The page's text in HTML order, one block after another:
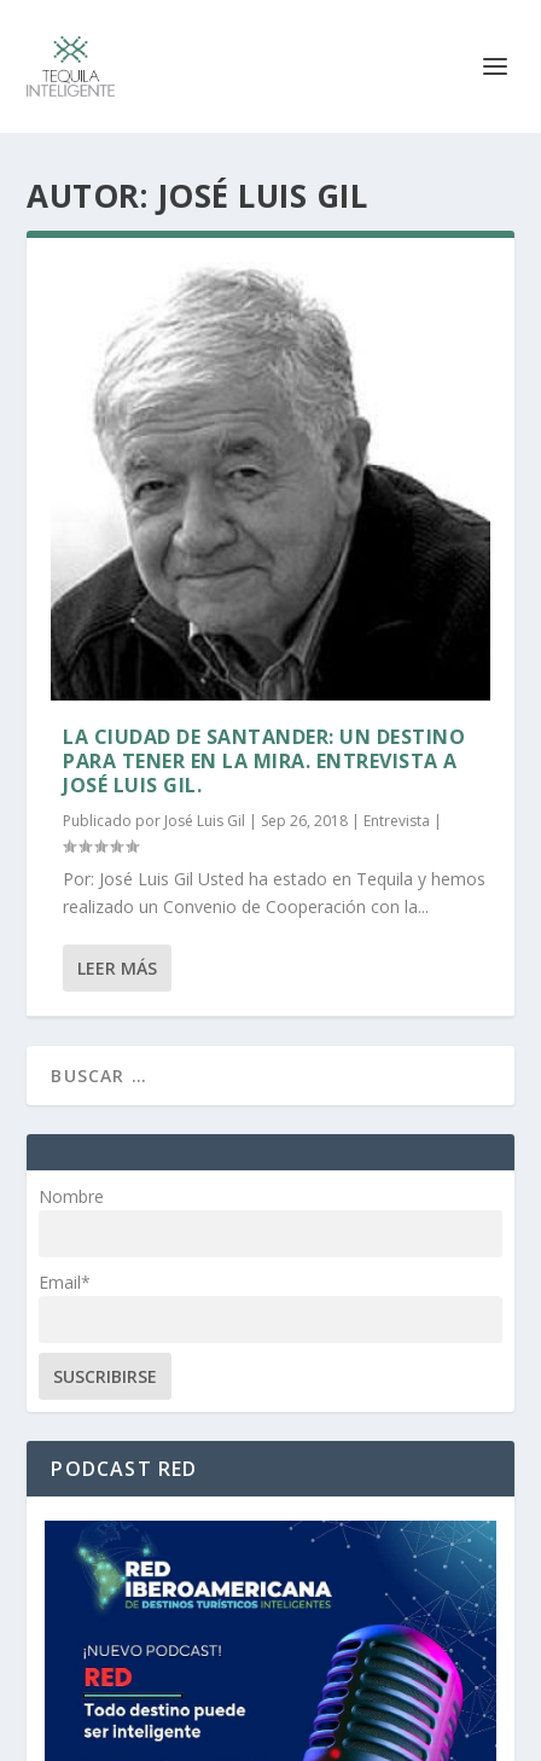
AUTOR: JOSÉ LUIS GIL
LA CIUDAD DE SANTANDER: UN DESTINO
PARA TENER EN LA MIRA. ENTREVISTA A
JOSÉ LUIS GIL.
Publicado por José Luis Gil | Sep 26, 2018 | Entrevista |
Por: José Luis Gil Usted ha estado en Tequila y hemos
realizado un Convenio de Cooperación con la...
LEER MÁS
Nombre
Email*
PODCAST RED